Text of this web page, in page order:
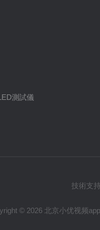
測試儀
技術支持
© 2026 北京小优视频